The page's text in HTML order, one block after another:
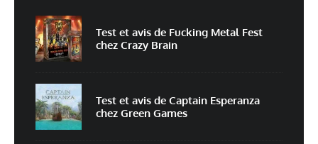
E-mail*
Enregistrer mon nom, mon e-mail et mon site dans le navigateur pour
mon prochain commentaire.
Test et avis de Fucking Metal Fest
chez Crazy Brain
Test et avis de Captain Esperanza
chez Green Games